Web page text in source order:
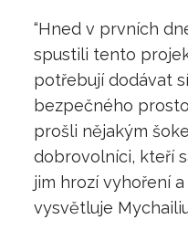
“Hned v prvních
spustili tento
potřebují dodávat
bezpečného
prošli nějakým
dobrovolníci, kteří
jim hrozí vyhoření a
vysvětluje